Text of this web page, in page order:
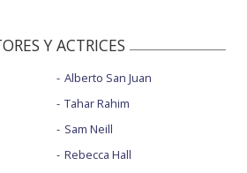
Y ACTRICES
Alberto San Juan
Tahar Rahim
Sam Neill
Rebecca Hall